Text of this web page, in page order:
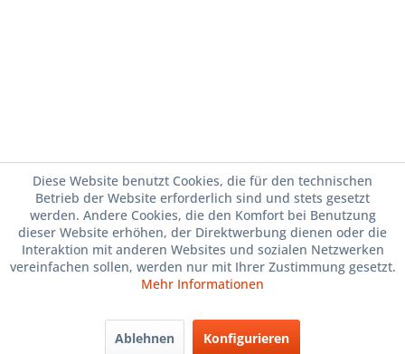
Diese Website benutzt Cookies, die für den technischen
Betrieb der Website erforderlich sind und stets gesetzt
werden. Andere Cookies, die den Komfort bei Benutzung
dieser Website erhöhen, der Direktwerbung dienen oder die
Interaktion mit anderen Websites und sozialen Netzwerken
vereinfachen sollen, werden nur mit Ihrer Zustimmung gesetzt.
Mehr Informationen
Ablehnen Konfigurieren